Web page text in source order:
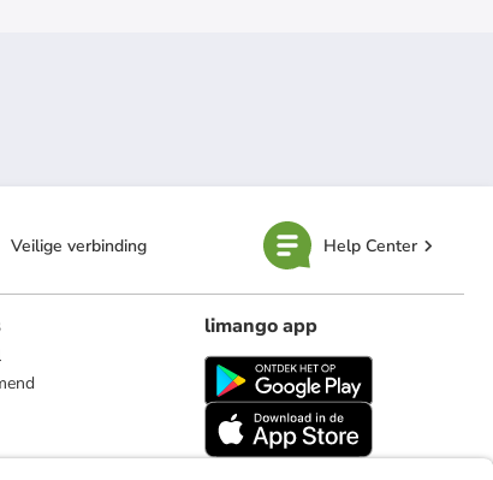
Veilige verbinding Help Center
limango app